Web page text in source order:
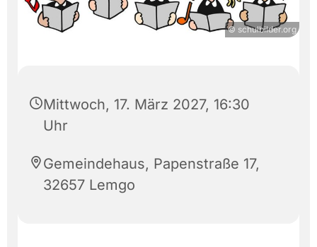
© schulbilder.org
Mittwoch, 17. März 2027, 16:30
Uhr
Gemeindehaus, Papenstraße 17,
32657 Lemgo